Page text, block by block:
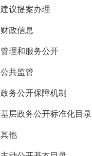
建议提案办理
财政信息
管理和服务公开
公共监管
政务公开保障机制
基层政务公开标准化目录
其他